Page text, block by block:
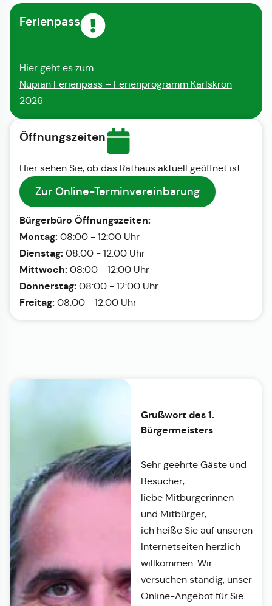
Ferienpass
Hier geht es zum
Nupian Ferienpass – Ferienprogramm Karlskron
2026
Öffnungszeiten
Hier sehen Sie, ob das Rathaus aktuell geöffnet ist
Zur Online-Terminvereinbarung
Bürgerbüro Öffnungszeiten:
Montag: 08:00 - 12:00 Uhr
Dienstag: 08:00 - 12:00 Uhr
Mittwoch: 08:00 - 12:00 Uhr
Donnerstag: 08:00 - 12:00 Uhr
Freitag: 08:00 - 12:00 Uhr
Grußwort des 1.
Bürgermeisters
Sehr geehrte Gäste und
Besucher,
liebe Mitbürgerinnen
und Mitbürger,
ich heiße Sie auf unseren
Internetseiten herzlich
willkommen. Wir
versuchen ständig, unser
Online-Angebot für Sie